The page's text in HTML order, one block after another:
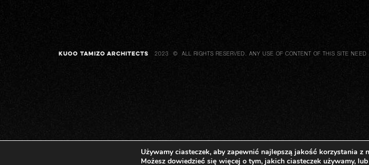
KUOO TAMIZO ARCHITECTS 2023 © ALL RIGHTS RESERVED. ANY USE OF CONTENT OF THIS SITE NEED
Używamy ciasteczek, aby zapewnić najlepszą jakość korzystania z
Możesz dowiedzieć się więcej o tym, jakich ciasteczek używamy,